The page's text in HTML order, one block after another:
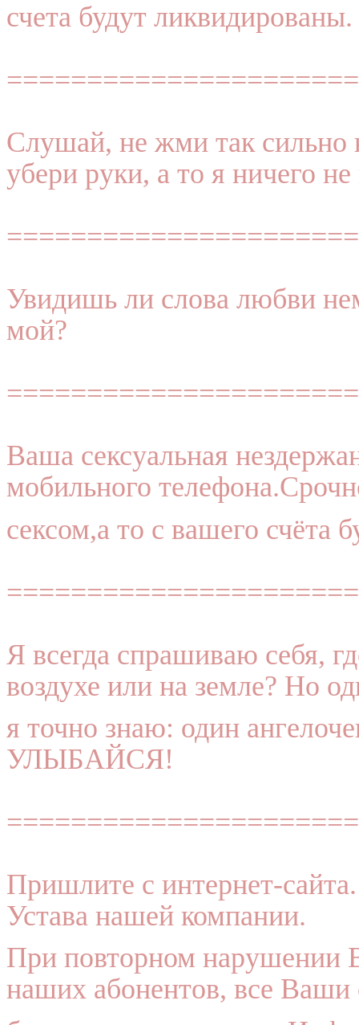
счета будут
Слушай, не жми так сильно
убери руки, а то я ничего
Увидишь ли слова любви
мой?
Ваша сексуальная
мобильного
сексом,а то с вашего счёта
Я всегда спрашиваю себя,
воздухе или на земле? Но
я точно знаю: один
УЛЫБАЙСЯ!
Пришлите с интернет-
Устава нашей компании.
При повторном нарушении
наших абонентов, все Ваши